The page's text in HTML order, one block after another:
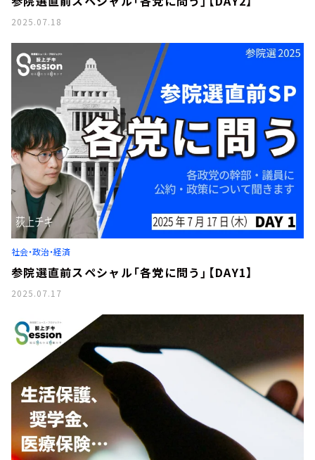
2025.07.18
社会・政治・経済
参院選直前スペシャル「各党に問う」【DAY1】
2025.07.17